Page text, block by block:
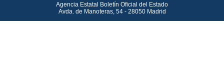
Agencia Estatal Boletín Oficial del Estado
Avda.de Manoteras, 54 - 28050 Madrid